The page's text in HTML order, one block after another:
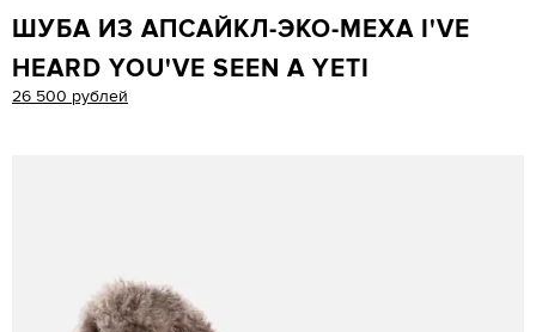
ШУБА ИЗ АПСАЙКЛ-ЭКО-МЕХА I'VE
HEARD YOU'VE SEEN A YETI
26 500 рублей